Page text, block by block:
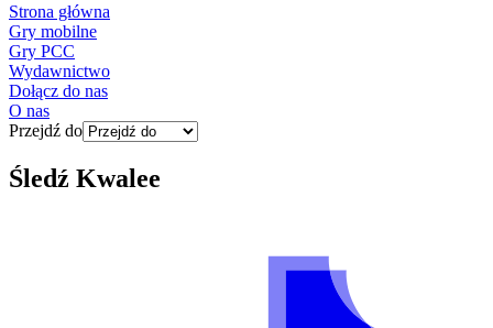
Strona główna
Gry mobilne
Gry PCC
Wydawnictwo
Dołącz do nas
O nas
Przejdź do
Śledź Kwalee